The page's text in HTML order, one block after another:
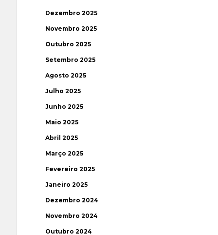
Dezembro 2025
Novembro 2025
Outubro 2025
Setembro 2025
Agosto 2025
Julho 2025
Junho 2025
Maio 2025
Abril 2025
Março 2025
Fevereiro 2025
Janeiro 2025
Dezembro 2024
Novembro 2024
Outubro 2024